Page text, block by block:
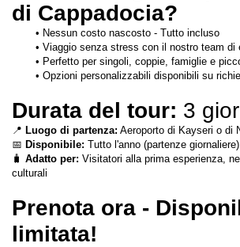
di Cappadocia?
Nessun costo nascosto - Tutto incluso
Viaggio senza stress con il nostro team di
Perfetto per singoli, coppie, famiglie e
Opzioni personalizzabili disponibili su
Durata del tour: 3
📍 Luogo di partenza: Aeroporto di Kayseri o di
📅 Disponibile: Tutto l'anno (partenze giornaliere)
🧳 Adatto per: Visitatori alla prima esperienza,
culturali
Prenota ora -
limitata!